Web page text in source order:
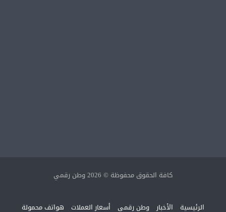
كافة الحقوق محفوظة © 2026 وطن رقمي
الرئيسية الأخبار وطن رقمي أسعار العملات هواتف محمولة